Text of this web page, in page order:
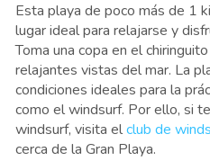
Esta playa de poco más de 1
lugar ideal para relajarse y
Toma una copa en el
relajantes vistas del mar. La
condiciones ideales para la
como el windsurf. Por ello, si
windsurf, visita elclub de
cerca de la Gran Playa.